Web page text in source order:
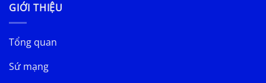
GIỚI THIỆU
Tổng quan
Sứ mạng